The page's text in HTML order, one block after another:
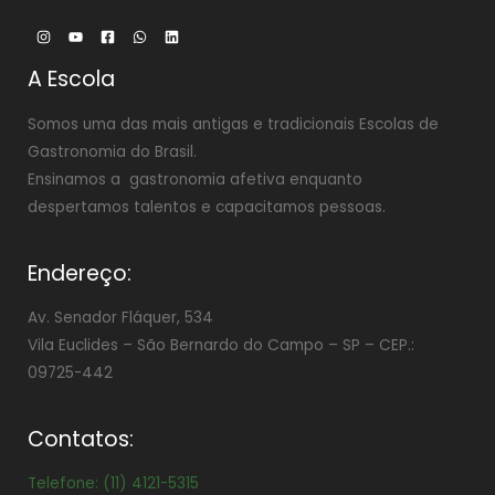
A Escola
Somos uma das mais antigas e tradicionais Escolas de
Gastronomia do Brasil.
Ensinamos a gastronomia afetiva enquanto
despertamos talentos e capacitamos pessoas.
Endereço:
Av. Senador Fláquer, 534
Vila Euclides – São Bernardo do Campo – SP – CEP.:
09725-442
Contatos:
Telefone: (11) 4121-5315